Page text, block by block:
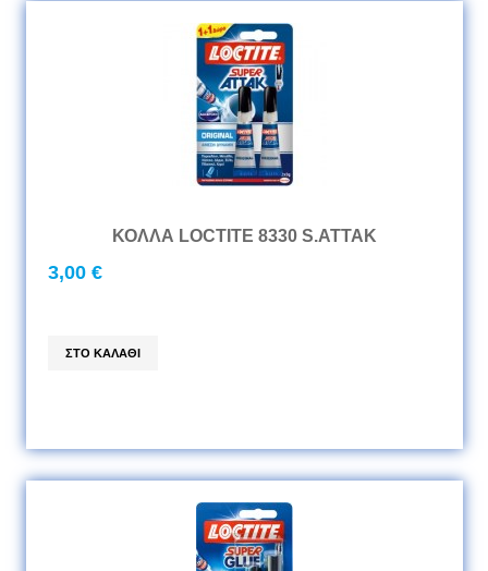
ΚΟΛΛΑ LOCTITE 8330 S.ATTAK
3,00 €